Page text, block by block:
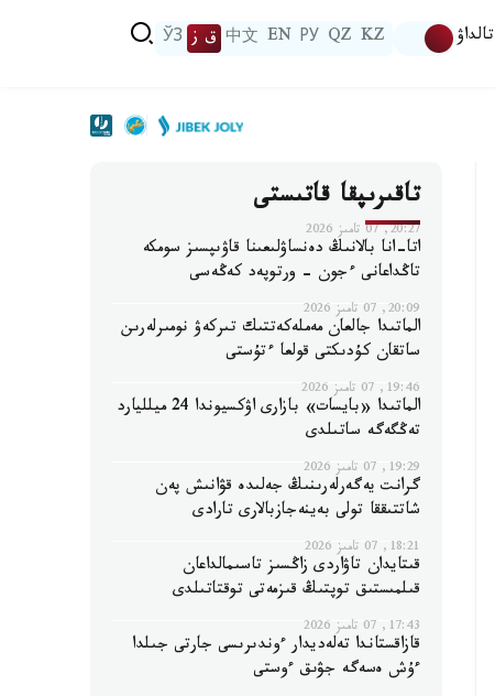
تالداۋ KZ
QZ
РУ
EN
中文 ق ز ЎЗ
تاقىرىپقا قاتىستى
20:27, 07 تامىز 2026
اتا-انا بالانىڭ دەنساۋلىعىنا قاۋىپسىز سومكە
تاڭداعانى ءجون - ورتوپەد كەڭەسى
20:09, 07 تامىز 2026
الماتىدا جالعان مەملەكەتتىك تىركەۋ نومىرلەرىن
ساتقان كۇدىكتى قولعا ءتۇستى
19:46, 07 تامىز 2026
الماتىدا «بايسات» بازارى اۋكسيوندا 24 ميلليارد
تەڭگەگە ساتىلدى
19:29, 07 تامىز 2026
گرانت يەگەرلەرىنىڭ جەلىدە قۋانىش پەن
شاتتىققا تولى بەينەجازبالارى تارادى
18:21, 07 تامىز 2026
قىتايدان تاۋاردى زاڭسىز تاسىمالداعان
قىلمىستىق توپتىڭ قىزمەتى توقتاتىلدى
17:43, 07 تامىز 2026
قازاقستاندا تەلەديدار ءوندىرىسى جارتى جىلدا
ءۇش ەسەگە جۋىق ءوستى